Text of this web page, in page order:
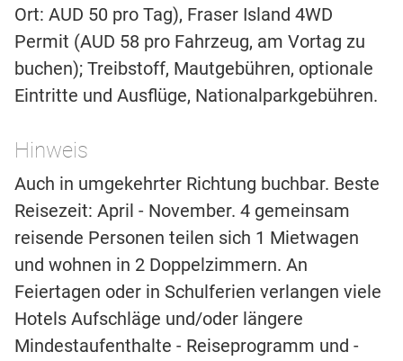
Ort: AUD 50 pro Tag), Fraser Island 4WD
Permit (AUD 58 pro Fahrzeug, am Vortag zu
buchen); Treibstoff, Mautgebühren, optionale
Eintritte und Ausflüge, Nationalparkgebühren.
Hinweis
Auch in umgekehrter Richtung buchbar. Beste
Reisezeit: April - November. 4 gemeinsam
reisende Personen teilen sich 1 Mietwagen
und wohnen in 2 Doppelzimmern. An
Feiertagen oder in Schulferien verlangen viele
Hotels Aufschläge und/oder längere
Mindestaufenthalte - Reiseprogramm und -